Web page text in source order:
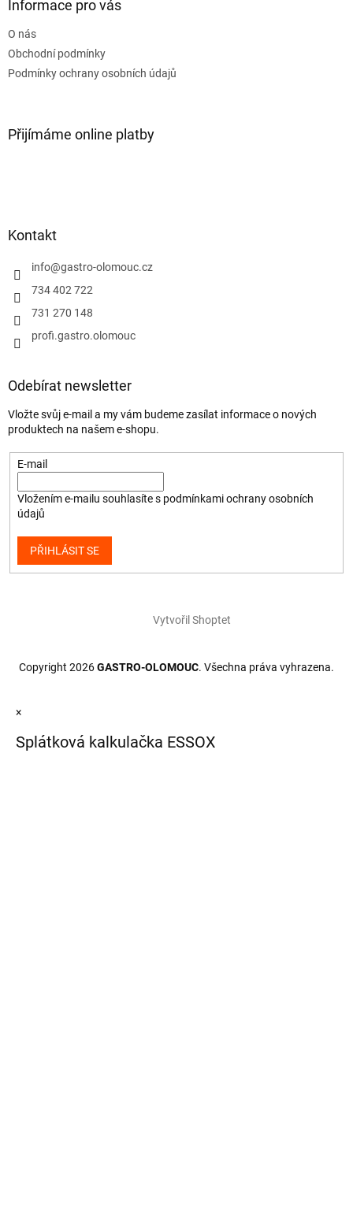
Informace pro vás
O nás
Obchodní podmínky
Podmínky ochrany osobních údajů
Přijímáme online platby
Kontakt
info@gastro-olomouc.cz
734 402 722
731 270 148
profi.gastro.olomouc
Odebírat newsletter
Vložte svůj e-mail a my vám budeme zasílat informace o nových
produktech na našem e-shopu.
E-mail
Vložením e-mailu souhlasíte s podmínkami ochrany osobních
údajů
PŘIHLÁSIT SE
Vytvořil Shoptet
Copyright 2026GASTRO-OLOMOUC. Všechna práva vyhrazena.
×
Splátková kalkulačka ESSOX